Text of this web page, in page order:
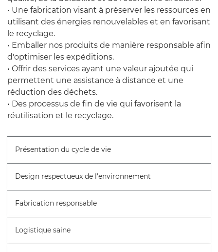
• Une fabrication visant à préserver les ressources en
utilisant des énergies renouvelables et en favorisant
le recyclage.
• Emballer nos produits de manière responsable afin
d'optimiser les expéditions.
• Offrir des services ayant une valeur ajoutée qui
permettent une assistance à distance et une
réduction des déchets.
• Des processus de fin de vie qui favorisent la
réutilisation et le recyclage.
Présentation du cycle de vie
Design respectueux de l'environnement
Fabrication responsable
Logistique saine